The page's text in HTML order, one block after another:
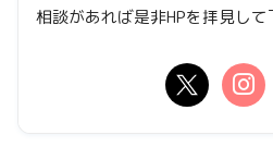
相談があれば是非HPを拝見して